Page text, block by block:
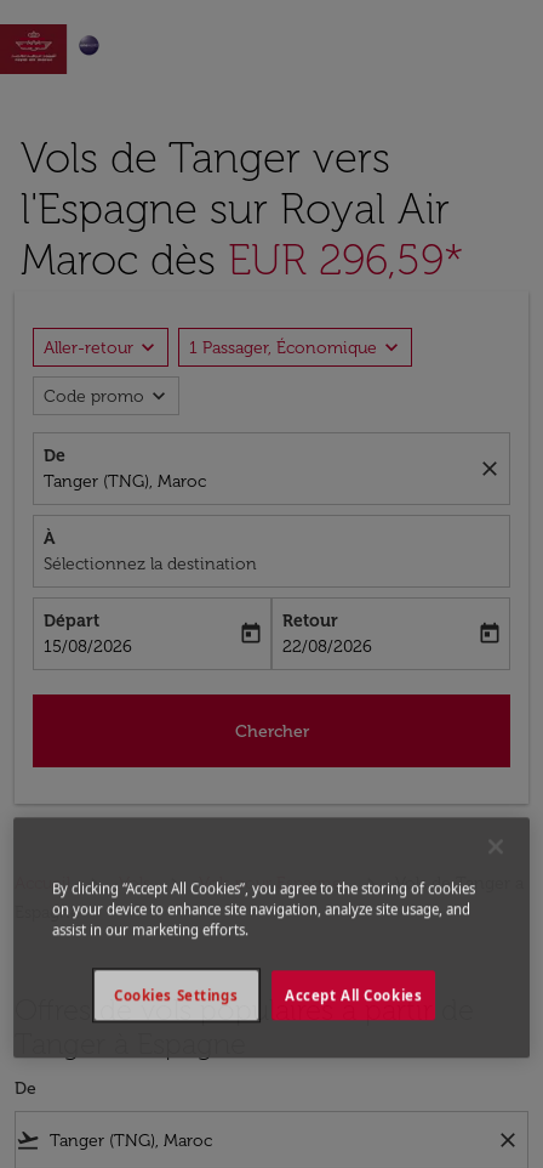

Vols de Tanger vers
l'Espagne sur Royal Air
Maroc dès EUR 296,59*
Aller-retour expand_more 1 Passager, Économique expand_more
Code promo expand_more
De
Tanger (TNG), Maroc
close
À
Sélectionnez la destination
Départ
fc-booking-departure-date-aria-label
15/08/2026
today
Retour
fc-booking-return-date-aria-label
22/08/2026
today
Chercher
Accueil Vols Vols pour Espagne
Vols de Tanger a
Espagne
Offres de vols populaires à partir de
De
flight_takeoff close
By clicking “Accept All Cookies”, you agree to the storing of cookies
on your device to enhance site navigation, analyze site usage, and
assist in our marketing efforts.
Accept All Cookies
Cookies Settings